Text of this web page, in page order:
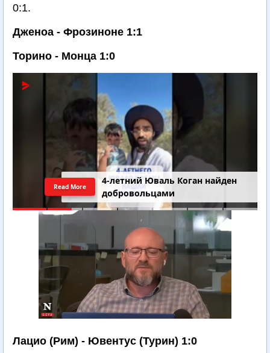
0:1.
Дженоа - Фрозиноне 1:1
Торино - Монца 1:0
4-летний Юваль Коган найден
добровольцами
Read More
Лацио (Рим) - Ювентус (Турин) 1:0